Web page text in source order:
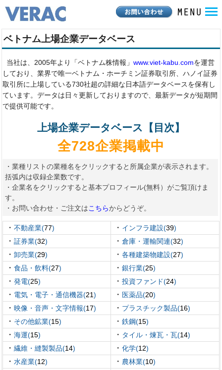
ベトナム上場企業データベース
当社は、2005年より「ベトナム株情報」 www.viet-kabu.comを運営
しており、業界で唯一ベトナム・ホーチミン証券取引所、ハノイ証券
取引所に上場している730社超の詳細な日本語データベースを保有し
ています。データは日々更新しておりますので、最新データが短期間
で提供可能です。
上場企業データベース【目次】
全728企業掲載中
・業種リストの業種名をクリックすると所属企業が表示されます。
括弧内は収録企業数です。
・企業名をクリックすると基本プロフィール(無料）がご覧頂けま
す。
・お問い合わせ・ご注文はこちらからどうぞ。
・ 不動産業(77) ・ インフラ建設(39)
・ 証券業(32) ・ 倉庫・運輸関連(32)
・ 卸売業(29) ・ 各種建築物建設(27)
・ 食品・飲料(27) ・ 銀行業(25)
・ 発電(25) ・ 投資ファンド(24)
・ 電気・電子・通信機器(21) ・ 医薬品(20)
・ 映像・音声・文字情報(17) ・ プラスチック製品(16)
・ その他鉱業(15) ・ 鉄鋼(15)
・ 海運(15) ・ タイル・煉瓦・瓦(14)
・ 繊維・縫製製品(14) ・ 化学(12)
・ 水産業(12) ・ 農林業(10)